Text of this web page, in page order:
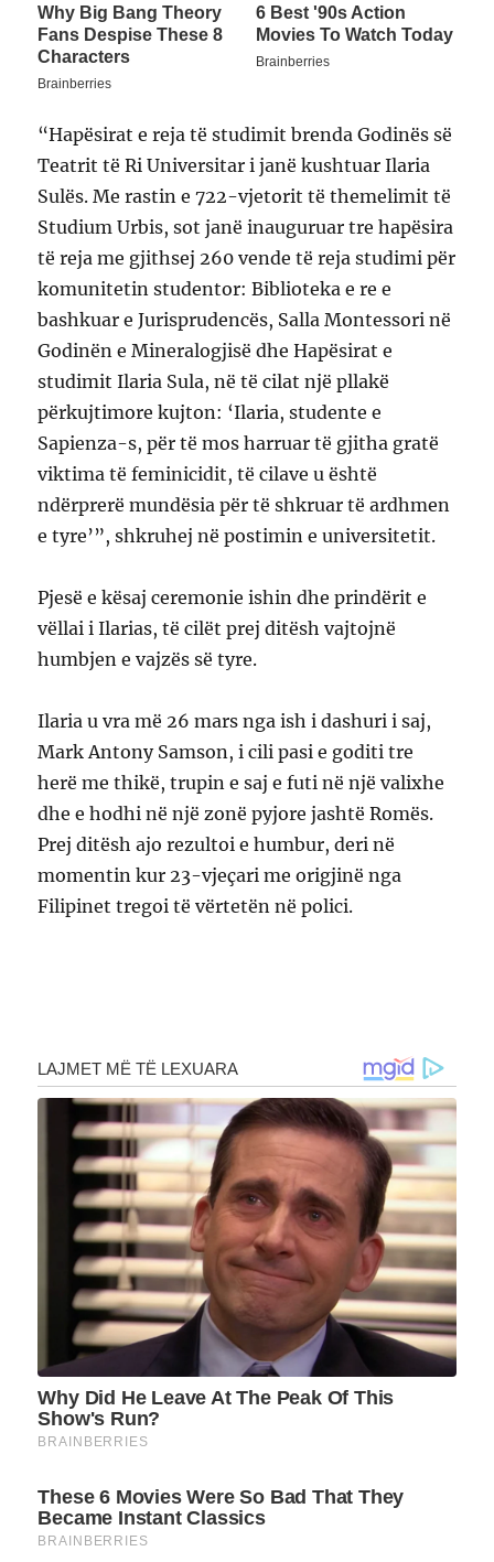
“Hapësirat e reja të studimit brenda Godinës së
Teatrit të Ri Universitar i janë kushtuar Ilaria
Sulës. Me rastin e 722-vjetorit të themelimit të
Studium Urbis, sot janë inauguruar tre hapësira
të reja me gjithsej 260 vende të reja studimi për
komunitetin studentor: Biblioteka e re e
bashkuar e Jurisprudencës, Salla Montessori në
Godinën e Mineralogjisë dhe Hapësirat e
studimit Ilaria Sula, në të cilat një pllakë
përkujtimore kujton: ‘Ilaria, studente e
Sapienza-s, për të mos harruar të gjitha gratë
viktima të feminicidit, të cilave u është
ndërprerë mundësia për të shkruar të ardhmen
e tyre’”, shkruhej në postimin e universitetit.
Pjesë e kësaj ceremonie ishin dhe prindërit e
vëllai i Ilarias, të cilët prej ditësh vajtojnë
humbjen e vajzës së tyre.
Ilaria u vra më 26 mars nga ish i dashuri i saj,
Mark Antony Samson, i cili pasi e goditi tre
herë me thikë, trupin e saj e futi në një valixhe
dhe e hodhi në një zonë pyjore jashtë Romës.
Prej ditësh ajo rezultoi e humbur, deri në
momentin kur 23-vjeçari me origjinë nga
Filipinet tregoi të vërtetën në polici.